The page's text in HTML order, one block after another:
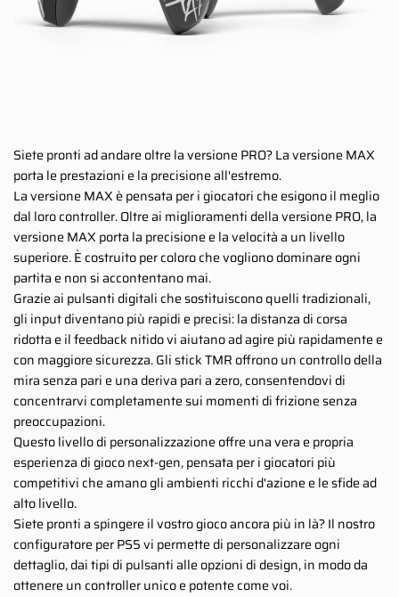
Siete pronti ad andare oltre la versione PRO? La versione MAX
porta le prestazioni e la precisione all'estremo.
La versione MAX è pensata per i giocatori che esigono il meglio
dal loro controller. Oltre ai miglioramenti della versione PRO, la
versione MAX porta la precisione e la velocità a un livello
superiore. È costruito per coloro che vogliono dominare ogni
partita e non si accontentano mai.
Grazie ai pulsanti digitali che sostituiscono quelli tradizionali,
gli input diventano più rapidi e precisi: la distanza di corsa
ridotta e il feedback nitido vi aiutano ad agire più rapidamente e
con maggiore sicurezza. Gli stick TMR offrono un controllo della
mira senza pari e una deriva pari a zero, consentendovi di
concentrarvi completamente sui momenti di frizione senza
preoccupazioni.
Questo livello di personalizzazione offre una vera e propria
esperienza di gioco next-gen, pensata per i giocatori più
competitivi che amano gli ambienti ricchi d'azione e le sfide ad
alto livello.
Siete pronti a spingere il vostro gioco ancora più in là? Il nostro
configuratore per PS5 vi permette di personalizzare ogni
dettaglio, dai tipi di pulsanti alle opzioni di design, in modo da
ottenere un controller unico e potente come voi.